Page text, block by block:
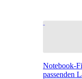
Notebook-
passenden